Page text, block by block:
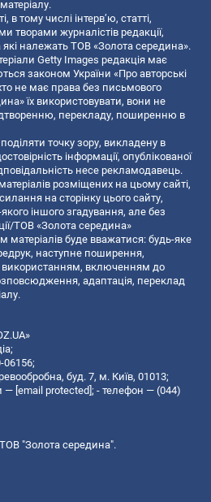
в тому числі інтерв’ю, статті,
творами журналістів редакції,
належать ТОВ «Золота середина».
Getty Images редакція має
законом України «Про авторські
не має права без письмового
їх використовувати, вони не
перекладу, поширенню в
точку зору, викладену в
інформації, опублікованої
несе рекламодавець.
розміщених на цьому сайті,
на сторінку цього сайту,
іншого згадування, але без
ТОВ «Золота середина»
буде вважатися: будь-яке
наступне поширення,
використанням, включенням до
адаптація, переклад
06156;
буд. 7, м. Київ, 01013;
— [email protected] ; - телефон — (044)
"Золота середина".